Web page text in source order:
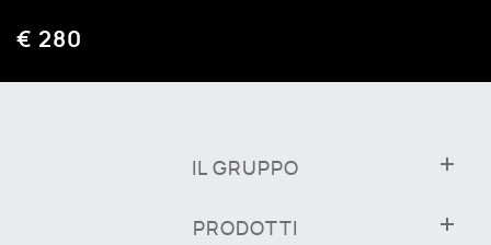
€ 280
IL GRUPPO
PRODOTTI